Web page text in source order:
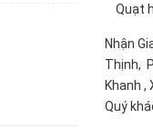
Quạt
Nhận
Thịnh,
Khanh
Quý